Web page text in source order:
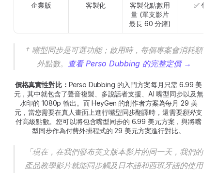
企業版 客製化
客製化點數用
量 (單支影片
最長 60 分鐘)
✅ 包含
† 嘴型同步是可選功能；啟用時，每個專案會消耗額
外點數。
查看 Perso Dubbing 的完整定價 →
價格真實性對比： Perso Dubbing 的入門方案每月只需 6.99 美
元，其中就包含了聲音複製、多說話者支援、AI 嘴型同步以及無
水印的 1080p 輸出。而 HeyGen 的創作者方案為每月 29 美
元，當您需要在真人畫面上進行嘴型同步翻譯時，還需要額外支
付高級點數。您可以將包含嘴型同步的 6.99 美元方案，與將嘴
型同步作為付費外掛程式的 29 美元方案進行對比。
「現在，在我們發布英文版本影片的同一天，我們的
產品教學影片就能同步觸及日本語和西班牙語的使用